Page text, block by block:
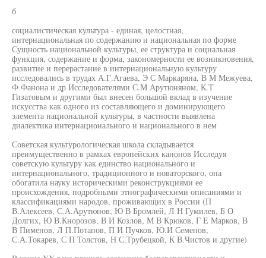
б
социалистическая культура - единая, целостная,
интернациональная по содержанию и национальная по форме
Сущность национальной культуры, ее структура и социальная
функция, содержание и форма, закономерности ее возникновения,
развитие и перерастание в интернациональную культуру
исследовались в трудах А.Г.Агаева, Э С Маркаряна, В М Межуева,
Ф Фанона и др Исследователями С.М Арутюняном, К.Т
Гизатовым и другими был внесен большой вклад в изучение
искусства как одного из составляющего и доминирующего
элемента национальной культуры, в частности выявлена
диалектика интернационального и национального в нем
Советская культурологическая школа складывается
преимущественно в рамках европейских канонов Исследуя
советскую культуру как единство национального и
интернационального, традиционного и новаторского, она
обогатила науку историческими реконструкциями ее
происхождения, подробными этнографическими описаниями и
классификациями народов, проживающих в России (П
В.Алексеев, С.А.Арутюнов, Ю В Бромлей, Л Н Гумилев, Б О
Долгих, Ю В.Кнорозов, В И Козлов, М В Крюков, Г Е Марков, В
В Пименов, Л П.Потапов, П И Пучков, Ю.И Семенов,
С.А.Токарев, С П Толстов, Н С.Трубецкой, К В.Чистов и другие)